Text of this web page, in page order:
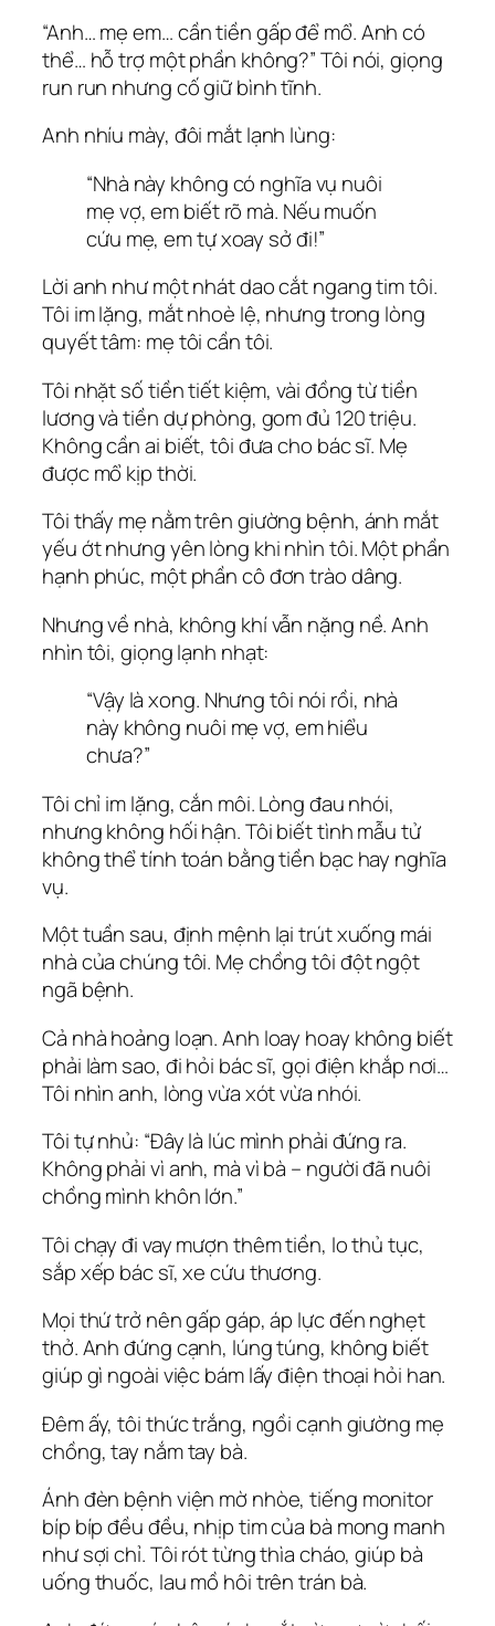
“Anh… mẹ em… cần tiền gấp để mổ. Anh có
thể… hỗ trợ một phần không?” Tôi nói, giọng
run run nhưng cố giữ bình tĩnh.
Anh nhíu mày, đôi mắt lạnh lùng:
“Nhà này không có nghĩa vụ nuôi
mẹ vợ, em biết rõ mà. Nếu muốn
cứu mẹ, em tự xoay sở đi!”
Lời anh như một nhát dao cắt ngang tim tôi.
Tôi im lặng, mắt nhoè lệ, nhưng trong lòng
quyết tâm: mẹ tôi cần tôi.
Tôi nhặt số tiền tiết kiệm, vài đồng từ tiền
lương và tiền dự phòng, gom đủ 120 triệu.
Không cần ai biết, tôi đưa cho bác sĩ. Mẹ
được mổ kịp thời.
Tôi thấy mẹ nằm trên giường bệnh, ánh mắt
yếu ớt nhưng yên lòng khi nhìn tôi. Một phần
hạnh phúc, một phần cô đơn trào dâng.
Nhưng về nhà, không khí vẫn nặng nề. Anh
nhìn tôi, giọng lạnh nhạt:
“Vậy là xong. Nhưng tôi nói rồi, nhà
này không nuôi mẹ vợ, em hiểu
chưa?”
Tôi chỉ im lặng, cắn môi. Lòng đau nhói,
nhưng không hối hận. Tôi biết tình mẫu tử
không thể tính toán bằng tiền bạc hay nghĩa
vụ.
Một tuần sau, định mệnh lại trút xuống mái
nhà của chúng tôi. Mẹ chồng tôi đột ngột
ngã bệnh.
Cả nhà hoảng loạn. Anh loay hoay không biết
phải làm sao, đi hỏi bác sĩ, gọi điện khắp nơi…
Tôi nhìn anh, lòng vừa xót vừa nhói.
Tôi tự nhủ: “Đây là lúc mình phải đứng ra.
Không phải vì anh, mà vì bà – người đã nuôi
chồng mình khôn lớn.”
Tôi chạy đi vay mượn thêm tiền, lo thủ tục,
sắp xếp bác sĩ, xe cứu thương.
Mọi thứ trở nên gấp gáp, áp lực đến nghẹt
thở. Anh đứng cạnh, lúng túng, không biết
giúp gì ngoài việc bám lấy điện thoại hỏi han.
Đêm ấy, tôi thức trắng, ngồi cạnh giường mẹ
chồng, tay nắm tay bà.
Ánh đèn bệnh viện mờ nhòe, tiếng monitor
bíp bíp đều đều, nhịp tim của bà mong manh
như sợi chỉ. Tôi rót từng thìa cháo, giúp bà
uống thuốc, lau mồ hôi trên trán bà.